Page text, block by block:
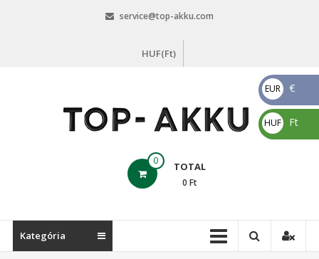
service@top-akku.com
HUF(Ft)
akku.com
0 TOTAL
0 Ft
Kategória
EUR
€
€
HUF
Ft
Ft